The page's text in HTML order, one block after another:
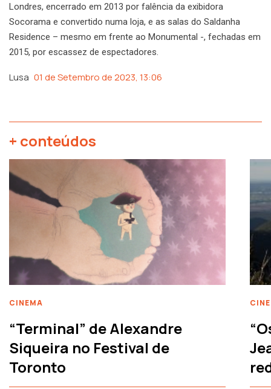
Londres, encerrado em 2013 por falência da exibidora
Socorama e convertido numa loja, e as salas do Saldanha
Residence – mesmo em frente ao Monumental -, fechadas em
2015, por escassez de espectadores.
Lusa 01 de Setembro de 2023, 13:06
+ conteúdos
CINEMA
“Terminal” de Alexandre
Siqueira no Festival de
Toronto